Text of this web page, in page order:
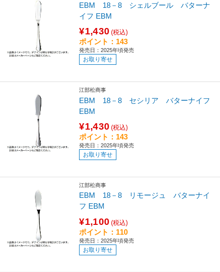
EBM 18－8 シェルブール バターナ
イフ EBM
¥1,430 (税込)
ポイント：143
発売日：2025年頃発売
お取り寄せ
江部松商事
EBM 18－8 セシリア バターナイフ
EBM
¥1,430 (税込)
ポイント：143
発売日：2025年頃発売
お取り寄せ
江部松商事
EBM 18－8 リモージュ バターナイ
フ EBM
¥1,100 (税込)
ポイント：110
発売日：2025年頃発売
お取り寄せ